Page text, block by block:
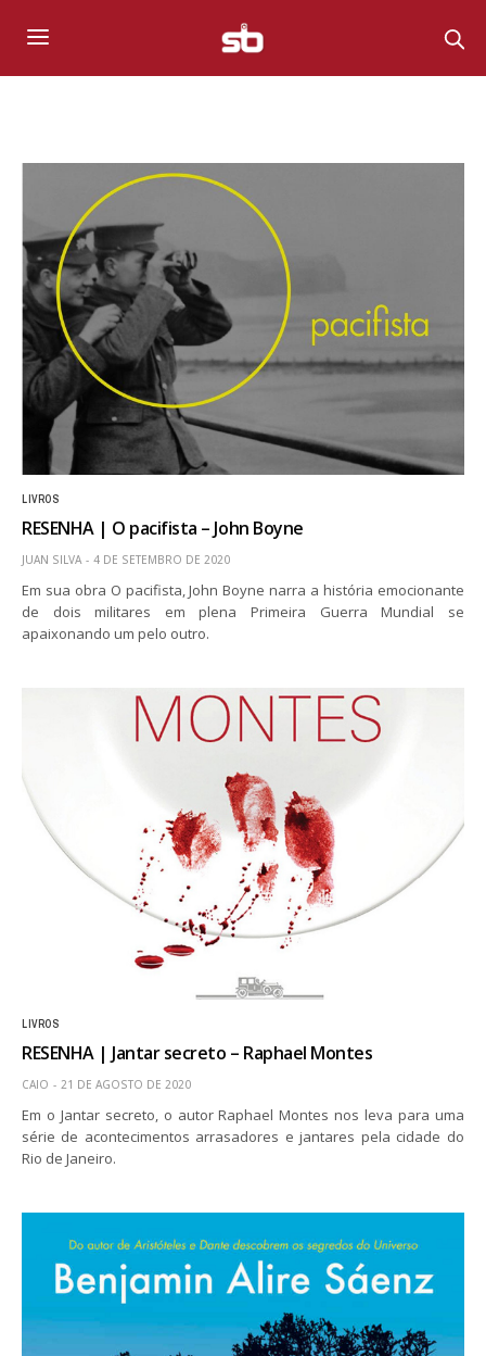
LIVROS
RESENHA | O pacifista – John Boyne
JUAN SILVA 4 DE SETEMBRO DE 2020
Em sua obra O pacifista, John Boyne narra a história emocionante
de dois militares em plena Primeira Guerra Mundial se
apaixonando um pelo outro.
LIVROS
RESENHA | Jantar secreto – Raphael Montes
CAIO 21 DE AGOSTO DE 2020
Em o Jantar secreto, o autor Raphael Montes nos leva para uma
série de acontecimentos arrasadores e jantares pela cidade do
Rio de Janeiro.